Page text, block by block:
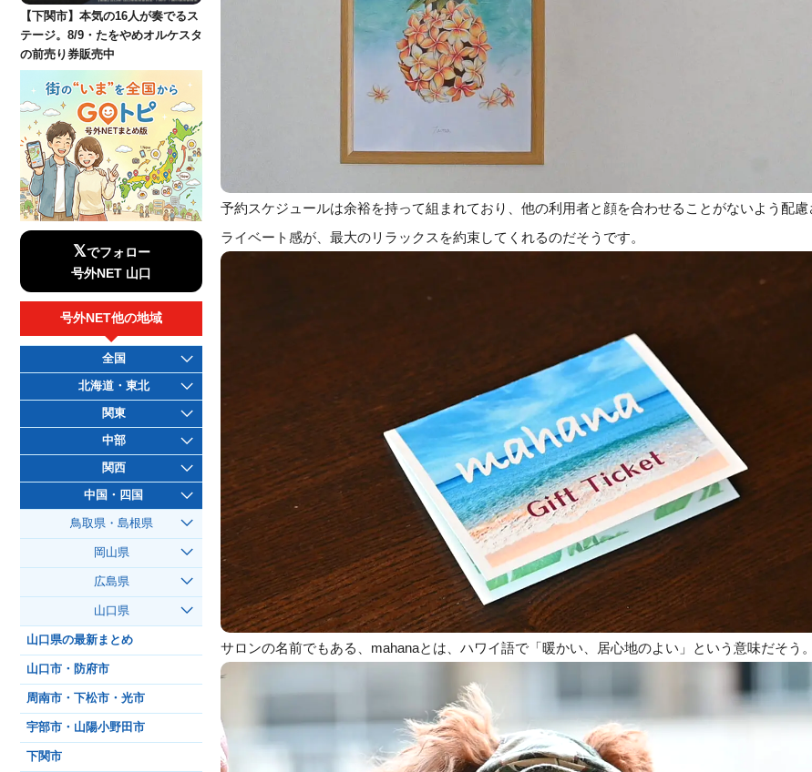
予約スケジュールは余裕を持って組まれており、他の利用者と顔を合わせることがないよう配
ライベート感が、最大のリラックスを約束してくれるのだそうです。
サロンの名前でもある、mahanaとは、ハワイ語で「暖かい、居心地のよい」という意味だそう。
【下関市】本気の16人が奏でるス
テージ。8/9・たをやめオルケスタ
の前売り券販売中
𝕏でフォロー
号外NET 山口
号外NET他の地域
全国
北海道・東北
関東
中部
関西
中国・四国
鳥取県・島根県
岡山県
広島県
山口県
山口県の最新まとめ
山口市・防府市
周南市・下松市・光市
宇部市・山陽小野田市
下関市